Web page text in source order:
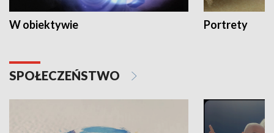
W obiektywie Portrety
SPOŁECZEŃSTWO